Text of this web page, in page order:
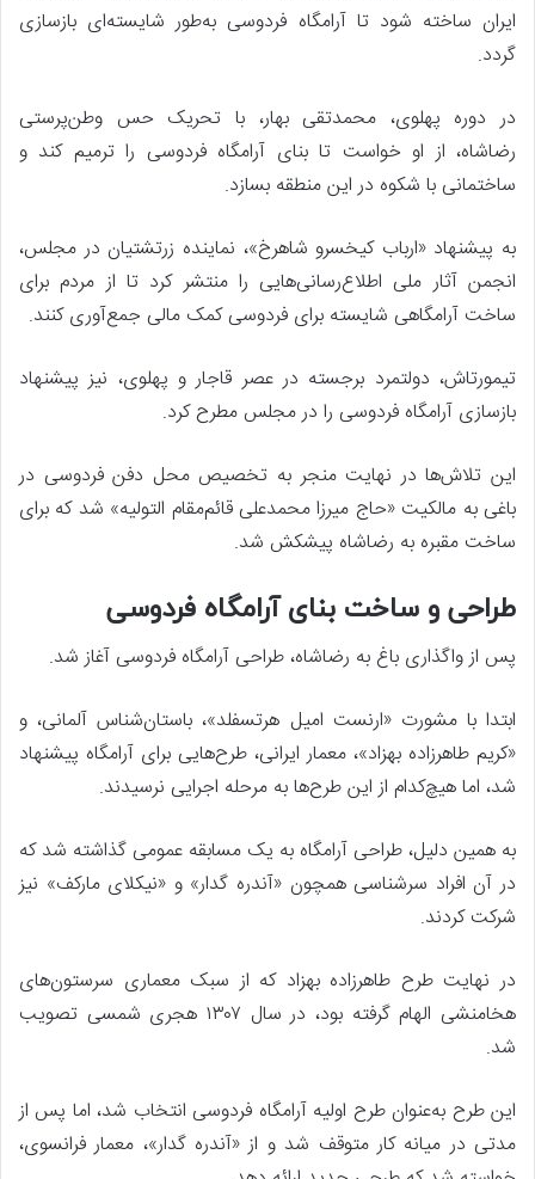
ایران ساخته شود تا آرامگاه فردوسی به‌طور شایسته‌ای بازسازی
گردد.
در دوره پهلوی، محمدتقی بهار، با تحریک حس وطن‌پرستی
رضاشاه، از او خواست تا بنای آرامگاه فردوسی را ترمیم کند و
ساختمانی با شکوه در این منطقه بسازد.
به پیشنهاد «ارباب کیخسرو شاهرخ»، نماینده زرتشتیان در مجلس،
انجمن آثار ملی اطلاع‌رسانی‌هایی را منتشر کرد تا از مردم برای
ساخت آرامگاهی شایسته برای فردوسی کمک مالی جمع‌آوری کنند.
تیمورتاش، دولتمرد برجسته در عصر قاجار و پهلوی، نیز پیشنهاد
بازسازی آرامگاه فردوسی را در مجلس مطرح کرد.
این تلاش‌ها در نهایت منجر به تخصیص محل دفن فردوسی در
باغی به مالکیت «حاج میرزا محمدعلی قائم‌مقام التولیه» شد که برای
ساخت مقبره به رضاشاه پیشکش شد.
طراحی و ساخت بنای آرامگاه فردوسی
پس از واگذاری باغ به رضاشاه، طراحی آرامگاه فردوسی آغاز شد.
ابتدا با مشورت «ارنست امیل هرتسفلد»، باستان‌شناس آلمانی، و
«کریم طاهرزاده بهزاد»، معمار ایرانی، طرح‌هایی برای آرامگاه پیشنهاد
شد، اما هیچ‌کدام از این طرح‌ها به مرحله اجرایی نرسیدند.
به همین دلیل، طراحی آرامگاه به یک مسابقه عمومی گذاشته شد که
در آن افراد سرشناسی همچون «آندره گدار» و «نیکلای مارکف» نیز
شرکت کردند.
در نهایت طرح طاهرزاده بهزاد که از سبک معماری سرستون‌های
هخامنشی الهام گرفته بود، در سال ۱۳۰۷ هجری شمسی تصویب
شد.
این طرح به‌عنوان طرح اولیه آرامگاه فردوسی انتخاب شد، اما پس از
مدتی در میانه کار متوقف شد و از «آندره گدار»، معمار فرانسوی،